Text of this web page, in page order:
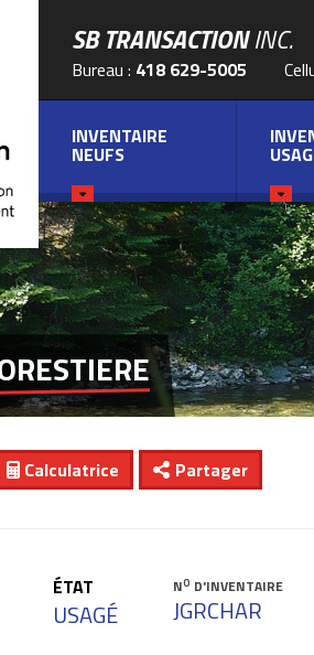
SB TRANSACTIONINC.
Bureau : 418 629-5005
INVENTAIRE
NEUFS
Calculatrice Partager
ÉTAT
USAGÉ
NO D'INVENTAIRE
JGRCHAR